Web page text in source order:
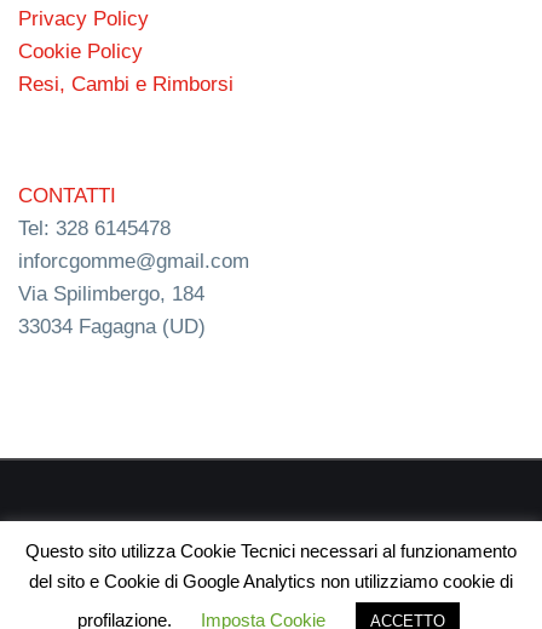
Privacy Policy
Cookie Policy
Resi, Cambi e Rimborsi
CONTATTI
Tel: 328 6145478
inforcgomme@gmail.com
Via Spilimbergo, 184
33034 Fagagna (UD)
webdesign
Questo sito utilizza Cookie Tecnici necessari al funzionamento
del sito e Cookie di Google Analytics non utilizziamo cookie di
profilazione.
Imposta Cookie ACCETTO